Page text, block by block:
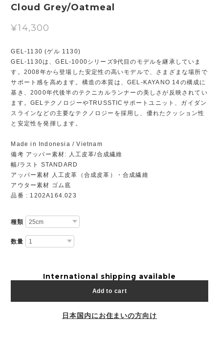
Cloud Grey/Oatmeal
¥14,300
GEL-1130 (ゲル 1130)
GEL-1130は、GEL-1000シリーズ9代目のモデルを継承していま
す。2008年から登場した安定性の高いモデルで、さまざまな場所で
サポート感を高めます。構造の本質は、GEL-KAYANO 14の構成に
基き、2000年代後半のテクニカルランナーの美しさが反映されてい
ます。GELテクノロジーやTRUSSTICサポートユニット、ガイダン
スラインなどの主要なテクノロジーを採用し、優れたクッション性
と安定性を発揮します。
Made in Indonesia / Vietnam
備考 アッパー素材: 人工皮革/合成繊維
幅/ラスト STANDARD
アッパー素材 人工皮革（合成皮革）・合成繊維
アウター素材 ゴム底
品番 : 1202A164.023
種類
数量
International shipping available
Add to cart
日本国内にお住まいの方向け